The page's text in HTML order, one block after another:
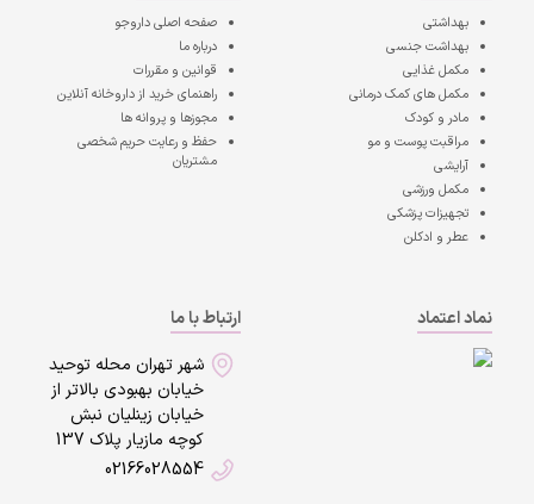
بهداشتی
بهداشت جنسی
مکمل غذایی
مکمل های کمک درمانی
مادر و کودک
مراقبت پوست و مو
آرایشی
مکمل ورزشی
تجهیزات پزشکی
عطر و ادکلن
صفحه اصلیداروجو
درباره ما
قوانین و مقررات
راهنمای خرید از داروخانه آنلاین
مجوزها و پروانه ها
حفظ و رعایت حریم شخصی
مشتریان
نماد اعتماد
ارتباط با ما
شهر تهران محله توحید
خیابان بهبودی بالاتر از
خیابان زینلیان نبش
کوچه مازیار پلاک 137
02166028554